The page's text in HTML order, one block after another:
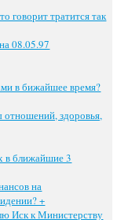
говорит тратится так
08.05.97
в бижайшее время?
здоровья,
в ближайшие 3
на
+
Иск к Министерству